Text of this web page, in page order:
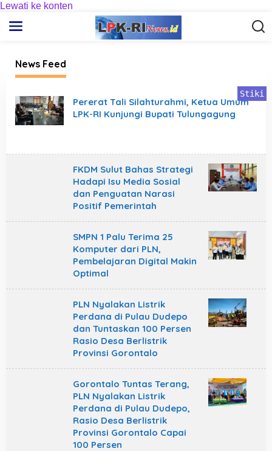
Lewati ke konten
News Feed
p
k
r
Pererat Tali Silahturahmi, Ketua Umum
LPK-RI Kunjungi Bupati Tulungagung
Stiki
FKDM Sulut Bahas Strategi
Hadapi Isu Media Sosial
dan Penguatan Narasi
Positif Pemerintah
SMPN 1 Palu Terima 25
Komputer dari PLN,
Pembelajaran Digital Makin
Optimal
PLN Nyalakan Listrik
Perdana di Pulau Dudepo
dan Tuntaskan 100 Persen
Rasio Desa Berlistrik
Provinsi Gorontalo
Gorontalo Tuntas Terang,
PLN Nyalakan Listrik
Perdana di Pulau Dudepo,
Rasio Desa Berlistrik
Provinsi Gorontalo Capai
100 Persen